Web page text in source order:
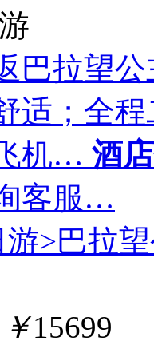
巴拉望
适；全
机… 酒
客服…
>巴拉
￥15699